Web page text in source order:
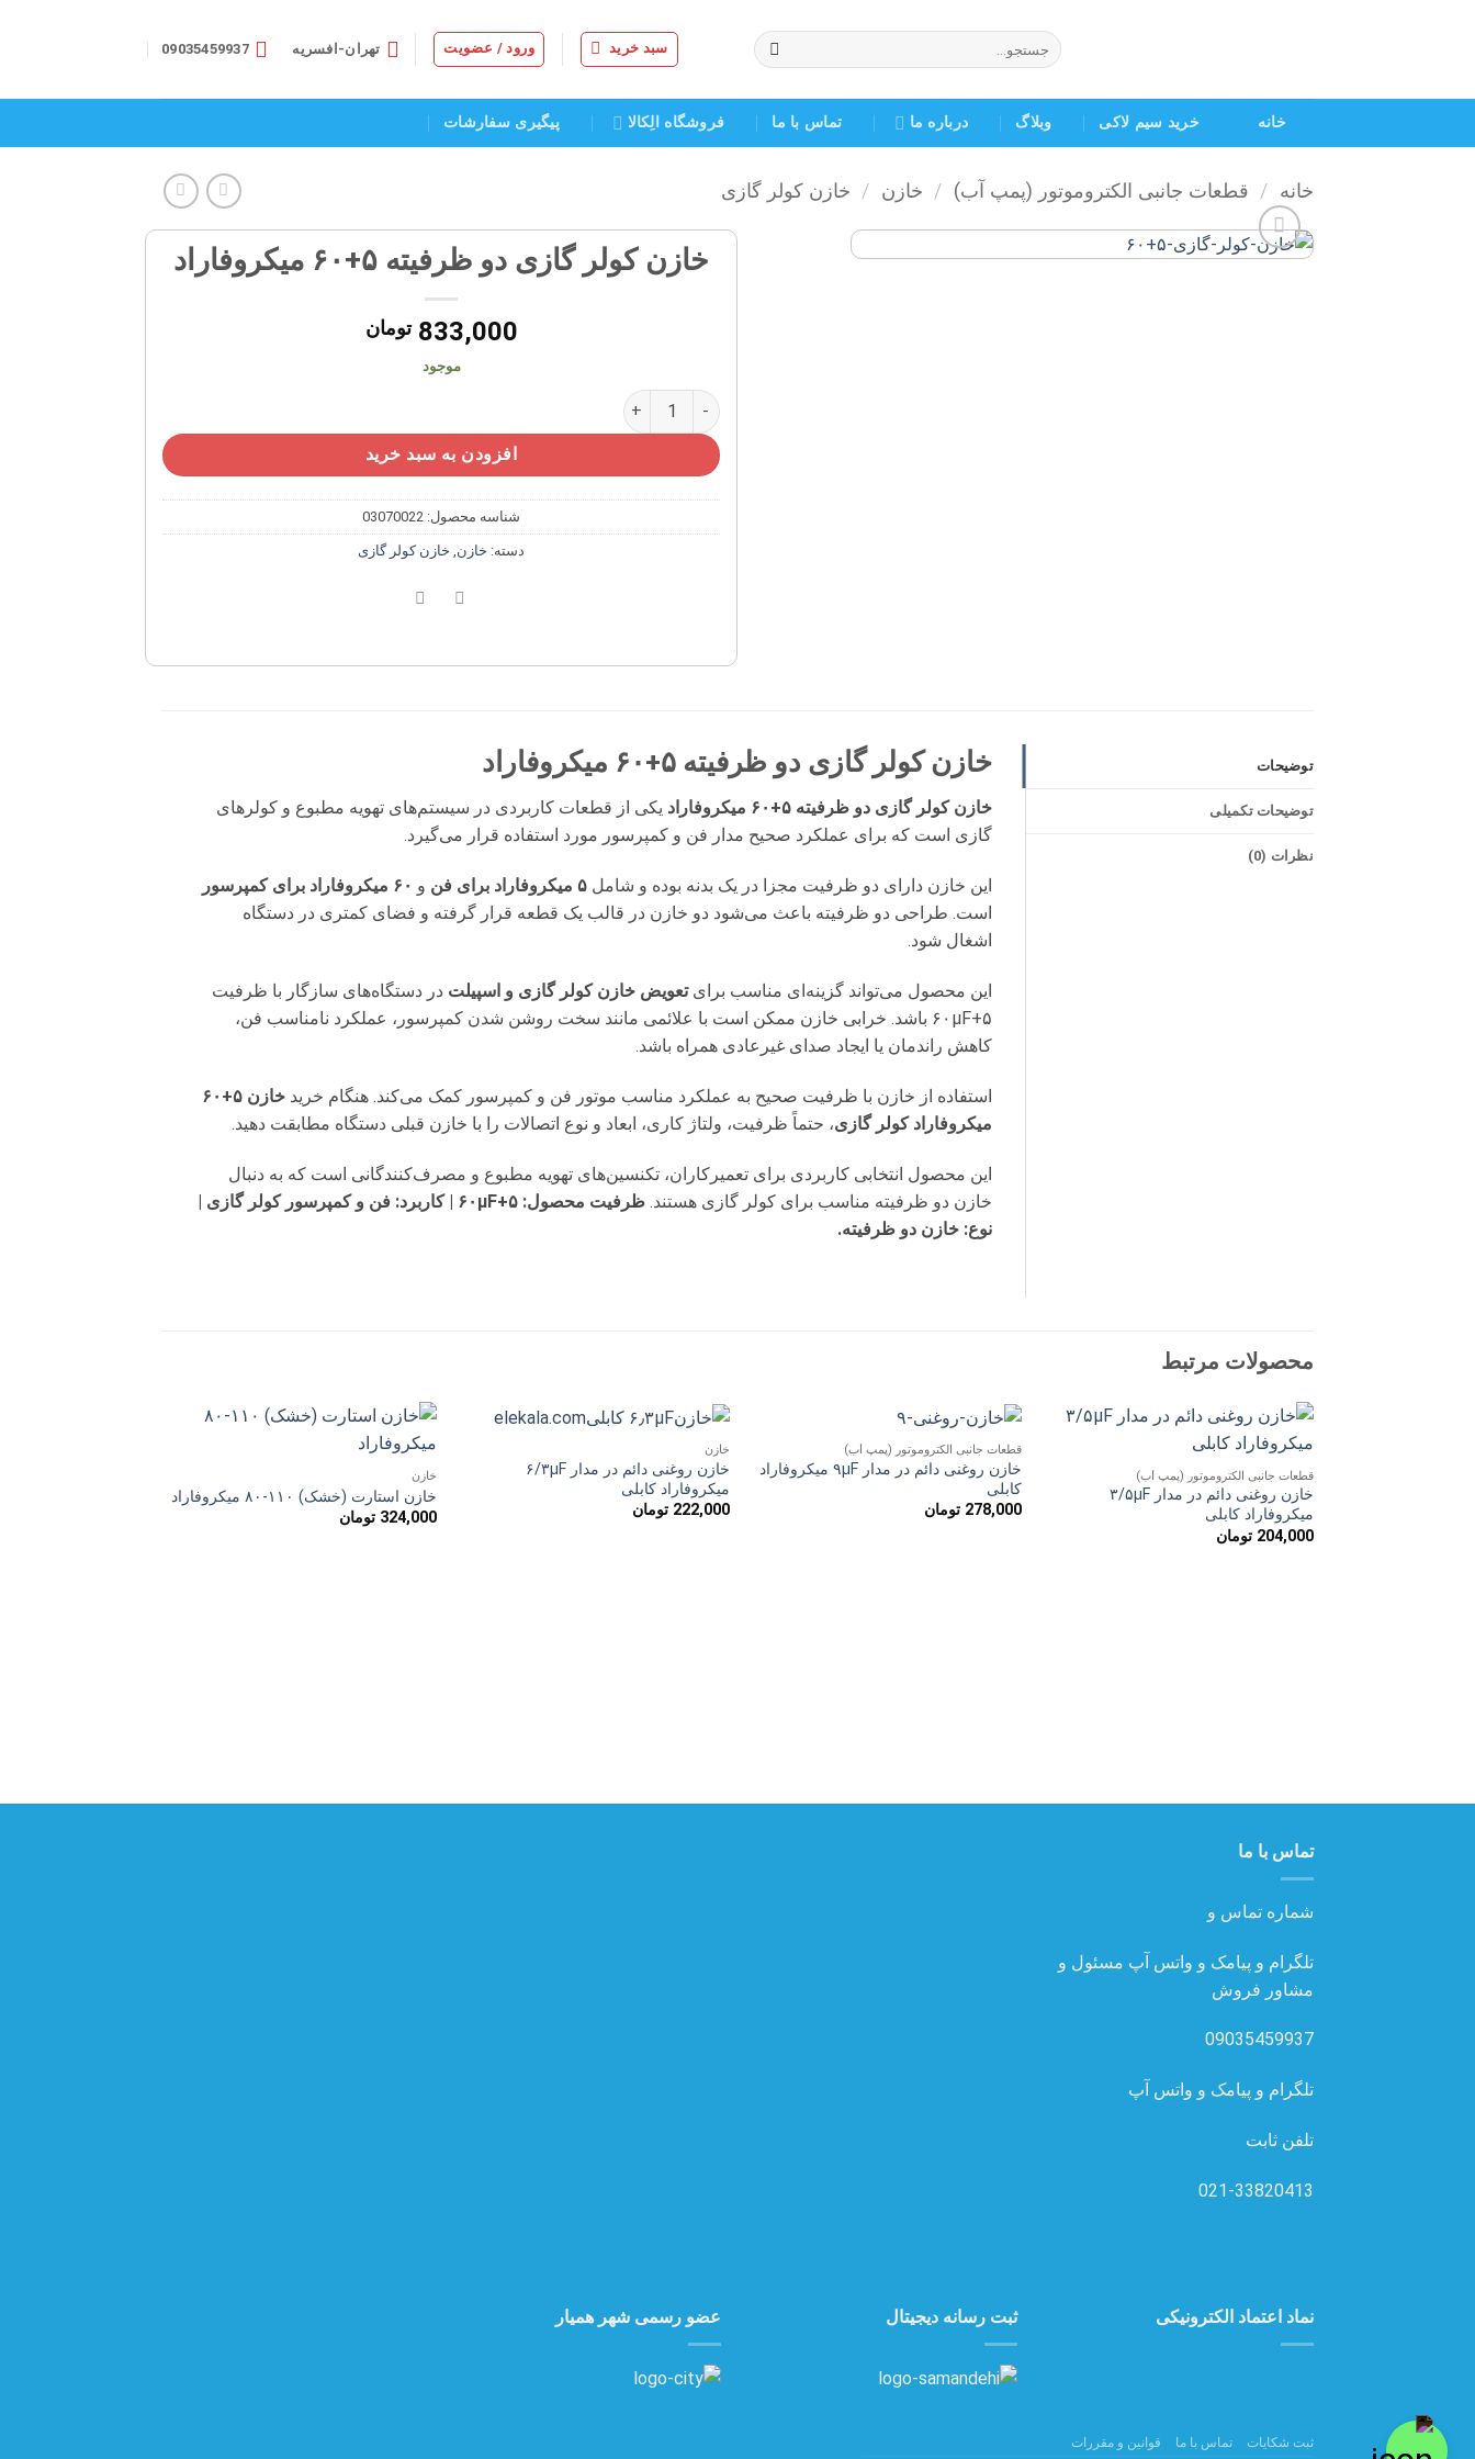
جستجو
برای:
سبد خرید ورود / عضویت تهران-افسریه 09035459937
خانه خرید سیم لاکی وبلاگ درباره ما تماس با ما فروشگاه الِکالا پیگیری سفارشات
خانه / قطعات جانبی الکتروموتور (پمپ آب) / خازن / خازن کولر گازی
خازن کولر گازی دو ظرفیته ۵+۶۰ میکروفاراد
833,000 تومان
موجود
خازن کولر گازی دو ظرفیته ۵+۶۰ میکروفاراد عدد
افزودن به سبد خرید
شناسه محصول: 03070022
دسته: خازن خازن کولر گازی
توضیحات
توضیحات تکمیلی
نظرات (0)
خازن کولر گازی دو ظرفیته ۵+۶۰ میکروفاراد
خازن کولر گازی دو ظرفیته ۵+۶۰ میکروفاراد
یکی از قطعات کاربردی در سیستم‌های تهویه مطبوع و کولرهای
گازی است که برای عملکرد صحیح مدار فن و کمپرسور مورد استفاده قرار می‌گیرد.
این خازن دارای دو ظرفیت مجزا در یک بدنه بوده و شامل۵ میکروفاراد برای فن و ۶۰ میکروفاراد برای کمپرسور
است. طراحی دو ظرفیته باعث می‌شود دو خازن در قالب یک قطعه قرار گرفته و فضای کمتری در دستگاه
اشغال شود.
این محصول می‌تواند گزینه‌ای مناسب برایتعویض خازن کولر گازی و اسپیلت در دستگاه‌های سازگار با ظرفیت
۵+۶۰µF باشد. خرابی خازن ممکن است با علائمی مانند سخت روشن شدن کمپرسور، عملکرد نامناسب فن،
کاهش راندمان یا ایجاد صدای غیرعادی همراه باشد.
استفاده از خازن با ظرفیت صحیح به عملکرد مناسب موتور فن و کمپرسور کمک می‌کند. هنگام خرید
خازن ۵+۶۰
میکروفاراد کولر گازی، حتماً ظرفیت، ولتاژ کاری، ابعاد و نوع اتصالات را با خازن قبلی دستگاه مطابقت دهید.
این محصول انتخابی کاربردی برای تعمیرکاران، تکنسین‌های تهویه مطبوع و مصرف‌کنندگانی است که به دنبال
خازن دو ظرفیته مناسب برای کولر گازی هستند.
ظرفیت محصول: ۵+۶۰µF | کاربرد: فن و کمپرسور کولر گازی |
نوع: خازن دو ظرفیته.
محصولات مرتبط
قطعات جانبی الکتروموتور (پمپ آب)
خازن روغنی دائم در مدار ۳/۵µF
میکروفاراد کابلی
204,000 تومان
افزودن
به
قطعات جانبی الکتروموتور (پمپ آب)
خازن روغنی دائم در مدار ۹µF میکروفاراد
کابلی
278,000 تومان
خازن
خازن روغنی دائم در مدار ۶/۳µF
میکروفاراد کابلی
222,000 تومان
علاقه
مندی
خازن
خازن استارت (خشک) ۱۱۰-۸۰ میکروفاراد
324,000 تومان
تماس با ما
شماره تماس و
تلگرام و پیامک و واتس آپ مسئول و
مشاور فروش
09035459937
تلگرام و پیامک و واتس آپ
تلفن ثابت
021-33820413
نماد اعتماد الکترونیکی ثبت رسانه دیجیتال عضو رسمی شهر همیار
ثبت شکایات تماس با ما قوانین و مقررات